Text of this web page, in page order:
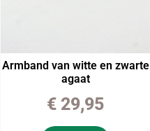
Armband van witte en zwarte
agaat
€ 29,95